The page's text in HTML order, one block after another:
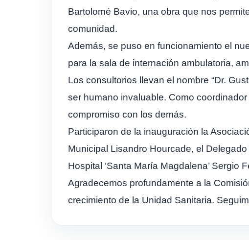
Bartolomé Bavio, una obra que nos
comunidad.
Además, se puso en funcionamiento el
para la sala de internación ambulatoria,
Los consultorios llevan el nombre “Dr.
ser humano invaluable. Como
compromiso con los demás.
Participaron de la inauguración la
Municipal Lisandro Hourcade, el
Hospital ‘Santa María Magdalena’
Agradecemos profundamente a la
crecimiento de la Unidad Sanitaria.